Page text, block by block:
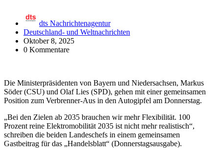
dts Nachrichtenagentur
Deutschland- und Weltnachrichten
Oktober 8, 2025
0 Kommentare
Die Ministerpräsidenten von Bayern und Niedersachsen, Markus
Söder (CSU) und Olaf Lies (SPD), gehen mit einer gemeinsamen
Position zum Verbrenner-Aus in den Autogipfel am Donnerstag.
„Bei den Zielen ab 2035 brauchen wir mehr Flexibilität. 100
Prozent reine Elektromobilität 2035 ist nicht mehr realistisch“,
schreiben die beiden Landeschefs in einem gemeinsamen
Gastbeitrag für das „Handelsblatt“ (Donnerstagsausgabe).